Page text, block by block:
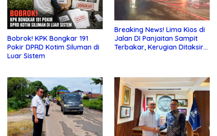
Bobrok! KPK Bongkar 191
Pokir DPRD Kotim Siluman di
Luar Sistem
Breaking News! Lima Kios di
Jalan DI Panjaitan Sampit
Terbakar, Kerugian Ditaksir